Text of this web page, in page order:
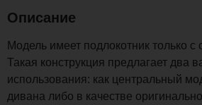
Описание
Модель имеет подлокотник только с
Такая конструкция предлагает два
использования: как центральный
дивана либо в качестве